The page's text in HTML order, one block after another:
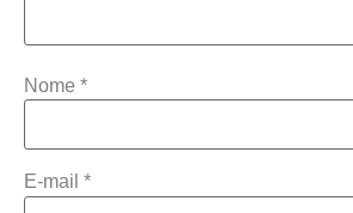
Nome *
E-mail *